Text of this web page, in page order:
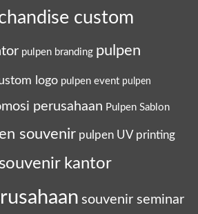
custom
pulpen branding pulpen
logo pulpen event pulpen
perusahaan Pulpen Sablon
souvenir pulpen UV printing
souvenir kantor
souvenir seminar